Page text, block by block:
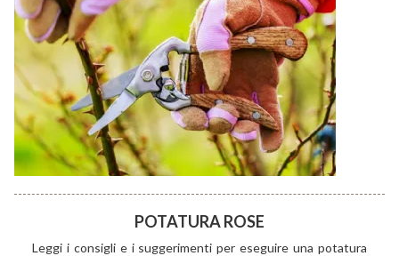
POTATURA ROSE
Leggi i consigli e i suggerimenti per eseguire una potatura